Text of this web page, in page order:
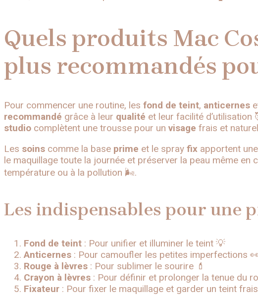
Quels produits Mac
plus recommandés
Pour commencer une routine, les fond de teint, anticernes
recommandé grâce à leur qualité et leur facilité d’utilisation
studio complètent une trousse pour un visage frais et
Les soins comme la base prime et le spray fix apportent
le maquillage toute la journée et préserver la peau même en
température ou à la pollution 🌬️.
Les indispensables pour une
Fond de teint : Pour unifier et illuminer le teint 💡
Anticernes : Pour camoufler les petites imperfections
Rouge à lèvres : Pour sublimer le sourire 💄
Crayon à lèvres : Pour définir et prolonger la tenue du
Fixateur : Pour fixer le maquillage et garder un teint